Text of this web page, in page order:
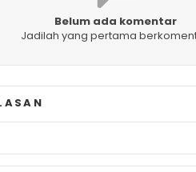
Belum ada komentar
Jadilah yang pertama